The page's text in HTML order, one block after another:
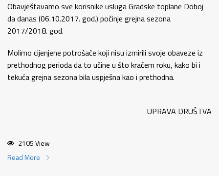
Obavještavamo sve korisnike usluga Gradske toplane Doboj
da danas (06.10.2017. god.) počinje grejna sezona
2017/2018. god.
Molimo cijenjene potrošače koji nisu izmirili svoje obaveze iz
prethodnog perioda da to učine u što kraćem roku, kako bi i
tekuća grejna sezona bila uspješna kao i prethodna.
UPRAVA DRUŠTVA
2105 View
Read More